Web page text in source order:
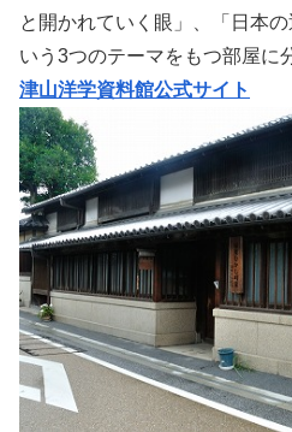
と開かれていく眼」、「日本
いう3つのテーマをもつ部屋に
津山洋学資料館公式サイト